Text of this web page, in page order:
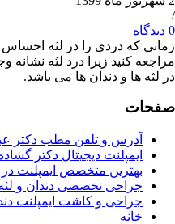
دردی را در لثه احساس کنید
زیرا درد لثه نشانه وجود
و دندان ها می باشد.
و تلفن مطب دکتر عباس
دیجیتال دکتر گشاده رو
متخصص ایمپلنت در شمال
تخصصی دندان و لثه
و کاشت ایمپلنت دندان